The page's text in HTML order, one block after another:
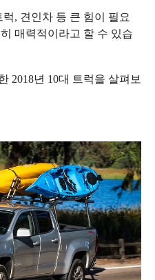
, 견인차 등 큰 힘이 필요
매력적이라고 할 수 있습
2018년 10대 트럭을 살펴보